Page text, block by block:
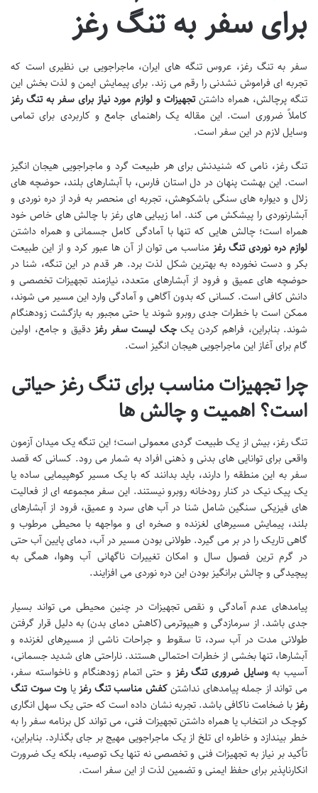
برای سفر به تنگ رغز
سفر به تنگ رغز، عروس تنگه های ایران، ماجراجویی بی نظیری است که
تجربه ای فراموش نشدنی را رقم می زند. برای پیمایش ایمن و لذت بخش این
تنگه پرچالش، همراه داشتنتجهیزات و لوازم مورد نیاز برای سفر به تنگ رغز
کاملاً ضروری است. این مقاله یک راهنمای جامع و کاربردی برای تمامی
وسایل لازم در این سفر است.
تنگ رغز، نامی که شنیدنش برای هر طبیعت گرد و ماجراجویی هیجان انگیز
است. این بهشت پنهان در دل استان فارس، با آبشارهای بلند، حوضچه های
زلال و دیواره های سنگی باشکوهش، تجربه ای منحصر به فرد از دره نوردی و
آبشارنوردی را پیشکش می کند. اما زیبایی های رغز با چالش های خاص خود
همراه است؛ چالش هایی که تنها با آمادگی کامل جسمانی و همراه داشتن
لوازم دره نوردی تنگ رغز مناسب می توان از آن ها عبور کرد و از این طبیعت
بکر و دست نخورده به بهترین شکل لذت برد. هر قدم در این تنگه، شنا در
حوضچه های عمیق و فرود از آبشارهای متعدد، نیازمند تجهیزات تخصصی و
دانش کافی است. کسانی که بدون آگاهی و آمادگی وارد این مسیر می شوند،
ممکن است با خطرات جدی روبرو شوند یا حتی مجبور به بازگشت زودهنگام
شوند. بنابراین، فراهم کردن یکچک لیست سفر رغز دقیق و جامع، اولین
گام برای آغاز این ماجراجویی هیجان انگیز است.
چرا تجهیزات مناسب برای تنگ رغز حیاتی
است؟ اهمیت و چالش ها
تنگ رغز، بیش از یک طبیعت گردی معمولی است؛ این تنگه یک میدان آزمون
واقعی برای توانایی های بدنی و ذهنی افراد به شمار می رود. کسانی که قصد
سفر به این منطقه را دارند، باید بدانند که با یک مسیر کوهپیمایی ساده یا
یک پیک نیک در کنار رودخانه روبرو نیستند. این سفر مجموعه ای از فعالیت
های فیزیکی سنگین شامل شنا در آب های سرد و عمیق، فرود از آبشارهای
بلند، پیمایش مسیرهای لغزنده و صخره ای و مواجهه با محیطی مرطوب و
گاهی تاریک را در بر می گیرد. طولانی بودن مسیر در آب، دمای پایین آب حتی
در گرم ترین فصول سال و امکان تغییرات ناگهانی آب وهوا، همگی به
پیچیدگی و چالش برانگیز بودن این دره نوردی می افزایند.
پیامدهای عدم آمادگی و نقص تجهیزات در چنین محیطی می تواند بسیار
جدی باشد. از سرمازدگی و هیپوترمی (کاهش دمای بدن) به دلیل قرار گرفتن
طولانی مدت در آب سرد، تا سقوط و جراحات ناشی از مسیرهای لغزنده و
آبشارها، تنها بخشی از خطرات احتمالی هستند. ناراحتی های شدید جسمانی،
آسیب بهوسایل ضروری تنگ رغز و حتی اتمام زودهنگام و ناخواسته سفر،
می تواند از جمله پیامدهای نداشتنکفش مناسب تنگ رغز یا وت سوت تنگ
رغز با ضخامت ناکافی باشد. تجربه نشان داده است که حتی یک سهل انگاری
کوچک در انتخاب یا همراه داشتن تجهیزات فنی، می تواند کل برنامه سفر را به
خطر بیندازد و خاطره ای تلخ از یک ماجراجویی مهیج بر جای بگذارد. بنابراین،
تأکید بر نیاز به تجهیزات فنی و تخصصی نه تنها یک توصیه، بلکه یک ضرورت
انکارناپذیر برای حفظ ایمنی و تضمین لذت از این سفر است.